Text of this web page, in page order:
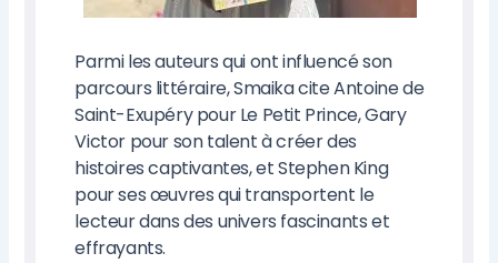
Parmi les auteurs qui ont influencé son
parcours littéraire, Smaika cite Antoine de
Saint-Exupéry pour Le Petit Prince, Gary
Victor pour son talent à créer des
histoires captivantes, et Stephen King
pour ses œuvres qui transportent le
lecteur dans des univers fascinants et
effrayants.